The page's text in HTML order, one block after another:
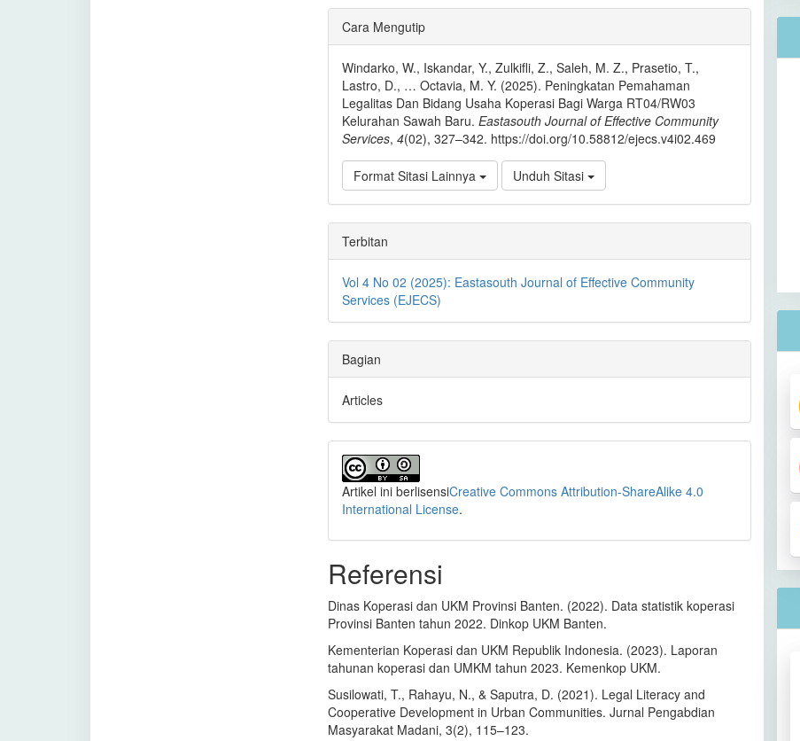
Rincian
Artikel
Cara Mengutip
Windarko, W., Iskandar, Y., Zulkifli, Z., Saleh, M. Z., Prasetio, T.,
Lastro, D., … Octavia, M. Y. (2025). Peningkatan Pemahaman
Legalitas Dan Bidang Usaha Koperasi Bagi Warga RT04/RW03
Kelurahan Sawah Baru. Eastasouth Journal of Effective Community
Services, 4(02), 327–342. https://doi.org/10.58812/ejecs.v4i02.469
Format Sitasi Lainnya Unduh Sitasi
Terbitan
Vol 4 No 02 (2025): Eastasouth Journal of Effective Community
Services (EJECS)
Bagian
Articles
Artikel ini berlisensiCreative Commons Attribution-ShareAlike 4.0
International License.
Referensi
Dinas Koperasi dan UKM Provinsi Banten. (2022). Data statistik koperasi
Provinsi Banten tahun 2022. Dinkop UKM Banten.
Kementerian Koperasi dan UKM Republik Indonesia. (2023). Laporan
tahunan koperasi dan UMKM tahun 2023. Kemenkop UKM.
Susilowati, T., Rahayu, N., & Saputra, D. (2021). Legal Literacy and
Cooperative Development in Urban Communities. Jurnal Pengabdian
Masyarakat Madani, 3(2), 115–123.